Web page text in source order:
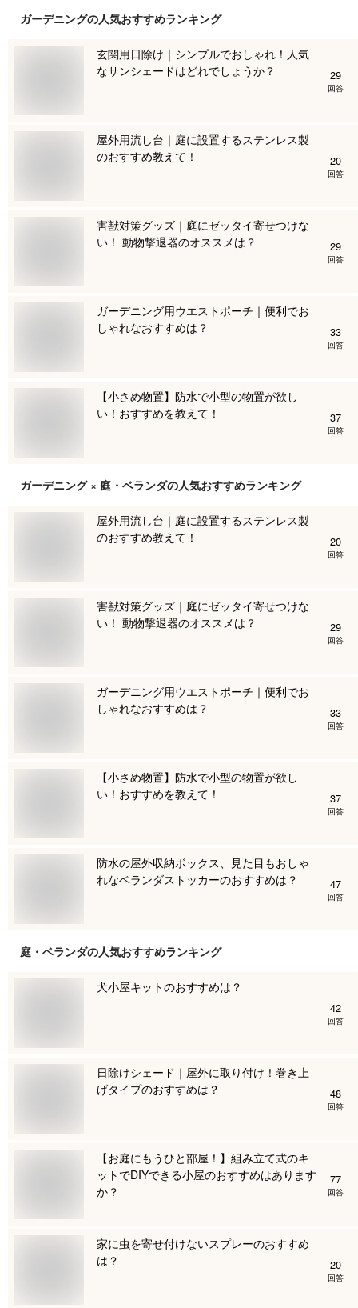
ガーデニングの人気おすすめランキング
玄関用日除け｜シンプルでおしゃれ！人気
なサンシェードはどれでしょうか？
29
回答
屋外用流し台｜庭に設置するステンレス製
のおすすめ教えて！
20
回答
害獣対策グッズ｜庭にゼッタイ寄せつけな
い！ 動物撃退器のオススメは？
29
回答
ガーデニング用ウエストポーチ｜便利でお
しゃれなおすすめは？
33
回答
【小さめ物置】防水で小型の物置が欲し
い！おすすめを教えて！
37
回答
ガーデニング × 庭・ベランダの人気おすすめランキング
屋外用流し台｜庭に設置するステンレス製
のおすすめ教えて！
20
回答
害獣対策グッズ｜庭にゼッタイ寄せつけな
い！ 動物撃退器のオススメは？
29
回答
ガーデニング用ウエストポーチ｜便利でお
しゃれなおすすめは？
33
回答
【小さめ物置】防水で小型の物置が欲し
い！おすすめを教えて！
37
回答
防水の屋外収納ボックス、見た目もおしゃ
れなベランダストッカーのおすすめは？
47
回答
庭・ベランダの人気おすすめランキング
犬小屋キットのおすすめは？
42
回答
日除けシェード｜屋外に取り付け！巻き上
げタイプのおすすめは？
48
回答
【お庭にもうひと部屋！】組み立て式のキ
ットでDIYできる小屋のおすすめはあります
か？
77
回答
家に虫を寄せ付けないスプレーのおすすめ
は？
20
回答